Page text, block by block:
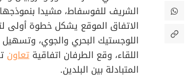
الشريف للفوسفاط، مشيدا
الاتفاق الموقع يشكل خطوة أولى
اللوجستيك البحري والجوي، وتسهيل
اللقاء، وقع الطرفان اتفاقية تعاون
المتبادلة بين البلدين.